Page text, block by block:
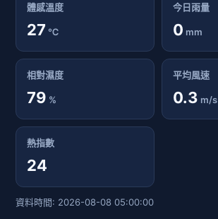
體感溫度
27 ℃
今日雨量
0 mm
相對濕度
79 %
平均風速
0.3 m/s
熱指數
24
資料時間: 2026-08-08 05:00:00